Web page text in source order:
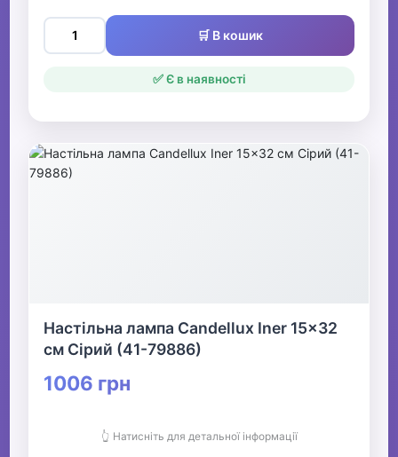
🛒 В кошик
✅ Є в наявності
Настільна лампа Candellux Iner 15x32
см Сірий (41-79886)
1006 грн
👆 Натисніть для детальної інформації